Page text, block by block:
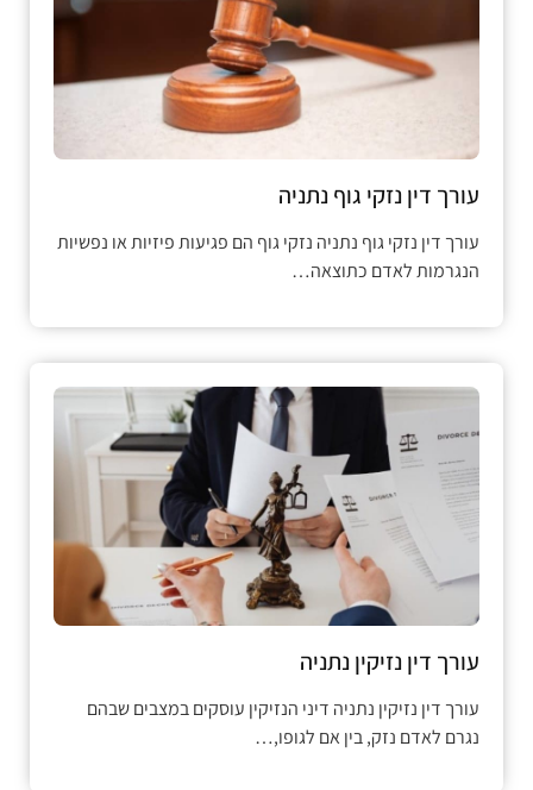
עורך דין נזקי גוף נתניה
עורך דין נזקי גוף נתניה נזקי גוף הם פגיעות פיזיות או נפשיות
הנגרמות לאדם כתוצאה…
עורך דין נזיקין נתניה
עורך דין נזיקין נתניה דיני הנזיקין עוסקים במצבים שבהם
נגרם לאדם נזק, בין אם לגופו,…